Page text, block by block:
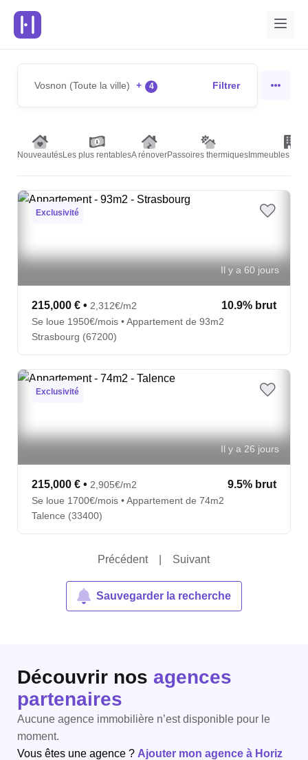
Vosnon (Toute la ville) + 4 Filtrer
NouveautésLes plus rentablesA rénoverPassoires thermiques Immeubles de
Exclusivité
Il y a 60 jours
215,000 € • 2,312€/m2 10.9% brut
Se loue 1950€/mois • Appartement de 93m2
Strasbourg (67200)
Exclusivité
Il y a 26 jours
215,000 € • 2,905€/m2 9.5% brut
Se loue 1700€/mois • Appartement de 74m2
Talence (33400)
Précédent Suivant
Sauvegarder la recherche
Découvrir nos agences
partenaires
Aucune agence immobilière n’est disponible pour le
moment.
Vous êtes une agence ? Ajouter mon agence à Horiz